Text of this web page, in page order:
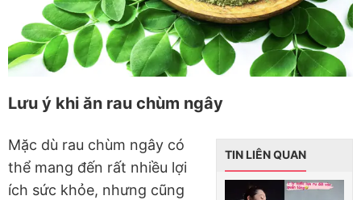
Lưu ý khi ăn rau chùm ngây
TIN LIÊN QUAN
Mặc dù rau chùm ngây có
thể mang đến rất nhiều lợi
ích sức khỏe, nhưng cũng